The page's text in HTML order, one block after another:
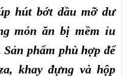
hút bớt dầu mỡ dư
món ăn bị mềm ỉu
Sản phẩm phù hợp để
khay đựng và hộp